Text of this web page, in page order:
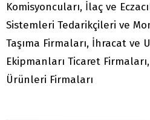
Komisyoncuları, İlaç ve
Sistemleri Tedarikçileri ve
Taşıma Firmaları, İhracat ve
Ekipmanları Ticaret Firmaları,
Ürünleri Firmaları